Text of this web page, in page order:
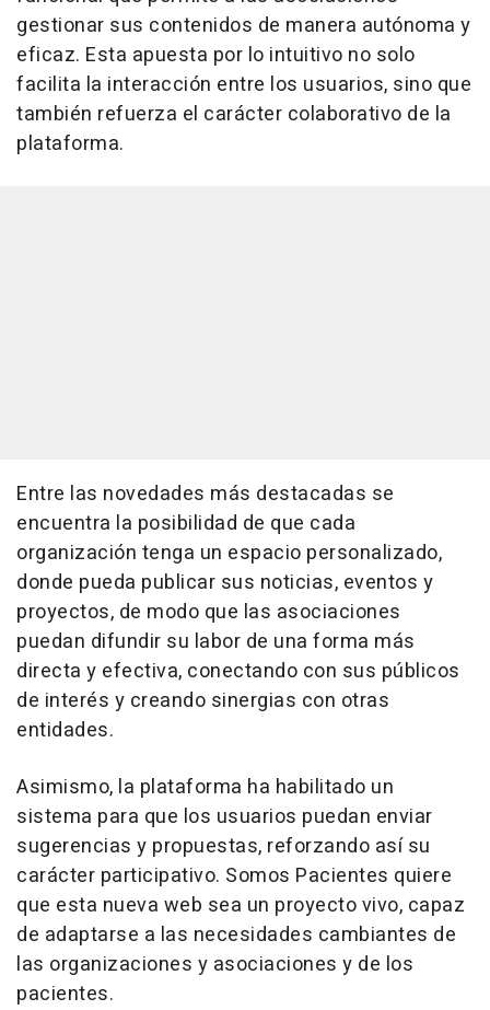
gestionar sus contenidos de manera autónoma y
eficaz. Esta apuesta por lo intuitivo no solo
facilita la interacción entre los usuarios, sino que
también refuerza el carácter colaborativo de la
plataforma.
Entre las novedades más destacadas se
encuentra la posibilidad de que cada
organización tenga un espacio personalizado,
donde pueda publicar sus noticias, eventos y
proyectos, de modo que las asociaciones
puedan difundir su labor de una forma más
directa y efectiva, conectando con sus públicos
de interés y creando sinergias con otras
entidades.
Asimismo, la plataforma ha habilitado un
sistema para que los usuarios puedan enviar
sugerencias y propuestas, reforzando así su
carácter participativo. Somos Pacientes quiere
que esta nueva web sea un proyecto vivo, capaz
de adaptarse a las necesidades cambiantes de
las organizaciones y asociaciones y de los
pacientes.